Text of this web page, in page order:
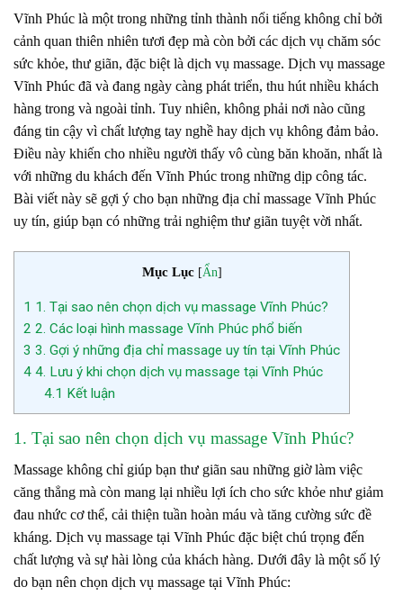
Vĩnh Phúc là một trong những tỉnh thành nổi tiếng không chỉ bởi
cảnh quan thiên nhiên tươi đẹp mà còn bởi các dịch vụ chăm sóc
sức khỏe, thư giãn, đặc biệt là dịch vụ massage. Dịch vụ massage
Vĩnh Phúc đã và đang ngày càng phát triển, thu hút nhiều khách
hàng trong và ngoài tỉnh. Tuy nhiên, không phải nơi nào cũng
đáng tin cậy vì chất lượng tay nghề hay dịch vụ không đảm bảo.
Điều này khiến cho nhiều người thấy vô cùng băn khoăn, nhất là
với những du khách đến Vĩnh Phúc trong những dịp công tác.
Bài viết này sẽ gợi ý cho bạn những địa chỉ massage Vĩnh Phúc
uy tín, giúp bạn có những trải nghiệm thư giãn tuyệt vời nhất.
Mục Lục [Ẩn]
1 1. Tại sao nên chọn dịch vụ massage Vĩnh Phúc?
2 2. Các loại hình massage Vĩnh Phúc phổ biến
3 3. Gợi ý những địa chỉ massage uy tín tại Vĩnh Phúc
4 4. Lưu ý khi chọn dịch vụ massage tại Vĩnh Phúc
4.1 Kết luận
1. Tại sao nên chọn dịch vụ massage Vĩnh Phúc?
Massage không chỉ giúp bạn thư giãn sau những giờ làm việc
căng thẳng mà còn mang lại nhiều lợi ích cho sức khỏe như giảm
đau nhức cơ thể, cải thiện tuần hoàn máu và tăng cường sức đề
kháng. Dịch vụ massage tại Vĩnh Phúc đặc biệt chú trọng đến
chất lượng và sự hài lòng của khách hàng. Dưới đây là một số lý
do bạn nên chọn dịch vụ massage tại Vĩnh Phúc: